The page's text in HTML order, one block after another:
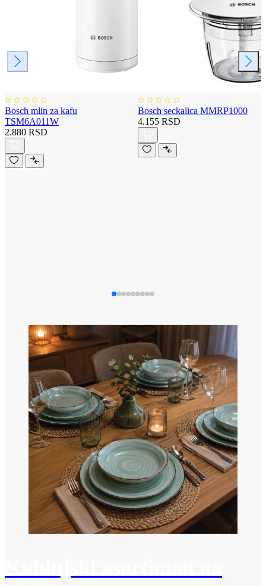
Bosch mlin za kafu
TSM6A011W
2.880 RSD
Bosch seckalica MMRP1000
4.155 RSD